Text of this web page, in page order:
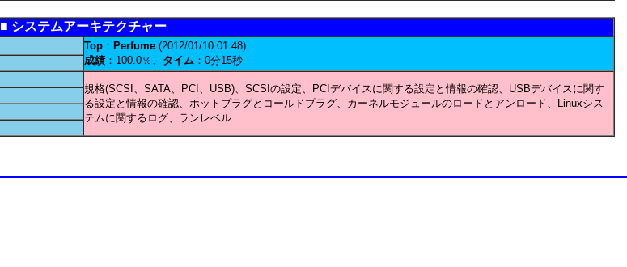
■ システムアーキテクチャー
Top ： Perfume (2012/01/10 01:48)
成績 ：100.0％、 タイム ：0分15秒
規格(SCSI、SATA、PCI、USB)、SCSIの設定、PCIデバイスに関する設定と情報の確認、USBデバイスに関す
る設定と情報の確認、ホットプラグとコールドプラグ、カーネルモジュールのロードとアンロード、Linuxシス
テムに関するログ、ランレベル